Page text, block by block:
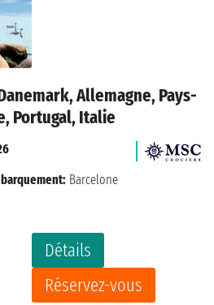
Allemagne, Pays-
Portugal, Italie
Détails
Réservez-vous
Barcelone